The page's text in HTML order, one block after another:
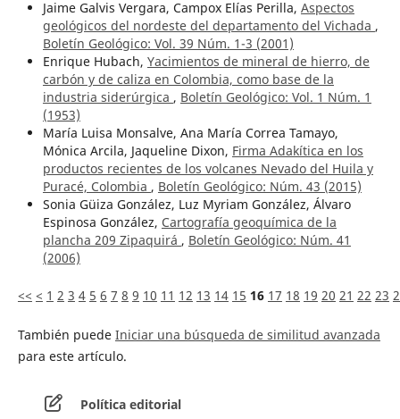
Jaime Galvis Vergara, Campox Elías Perilla, Aspectos
geológicos del nordeste del departamento del Vichada ,
Boletín Geológico: Vol. 39 Núm. 1-3 (2001)
Enrique Hubach, Yacimientos de mineral de hierro, de
carbón y de caliza en Colombia, como base de la
industria siderúrgica , Boletín Geológico: Vol. 1 Núm. 1
(1953)
María Luisa Monsalve, Ana María Correa Tamayo,
Mónica Arcila, Jaqueline Dixon, Firma Adakítica en los
productos recientes de los volcanes Nevado del Huila y
Puracé, Colombia , Boletín Geológico: Núm. 43 (2015)
Sonia Güiza González, Luz Myriam González, Álvaro
Espinosa González, Cartografía geoquímica de la
plancha 209 Zipaquirá , Boletín Geológico: Núm. 41
(2006)
<< < 1 2 3 4 5 6 7 8 9 10 11 12 13 14 15 16 17 18 19 20 21 22 23
También puede Iniciar una búsqueda de similitud avanzada
para este artículo.
Política editorial